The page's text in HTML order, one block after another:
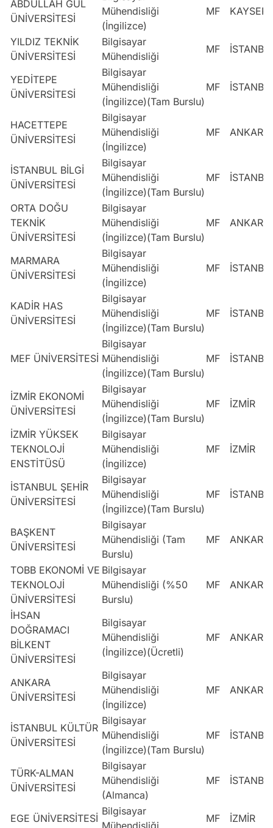
ABDULLAH GÜL
ÜNİVERSİTESİ
Mühendisliği
(İngilizce)
MF KAYSERİ
YILDIZ TEKNİK
ÜNİVERSİTESİ
Bilgisayar
Mühendisliği
MF
YEDİTEPE
ÜNİVERSİTESİ
Bilgisayar
Mühendisliği
(İngilizce)(Tam Burslu)
MF
HACETTEPE
ÜNİVERSİTESİ
Bilgisayar
Mühendisliği
(İngilizce)
MF ANKARA
İSTANBUL BİLGİ
ÜNİVERSİTESİ
Bilgisayar
Mühendisliği
(İngilizce)(Tam Burslu)
MF
ORTA DOĞU
TEKNİK
ÜNİVERSİTESİ
Bilgisayar
Mühendisliği
(İngilizce)(Tam Burslu)
MF ANKARA
MARMARA
ÜNİVERSİTESİ
Bilgisayar
Mühendisliği
(İngilizce)
MF
KADİR HAS
ÜNİVERSİTESİ
Bilgisayar
Mühendisliği
(İngilizce)(Tam Burslu)
MF
MEF ÜNİVERSİTESİ
Bilgisayar
Mühendisliği
(İngilizce)(Tam Burslu)
MF
İZMİR EKONOMİ
ÜNİVERSİTESİ
Bilgisayar
Mühendisliği
(İngilizce)(Tam Burslu)
MF İZMİR
İZMİR YÜKSEK
TEKNOLOJİ
ENSTİTÜSÜ
Bilgisayar
Mühendisliği
(İngilizce)
MF İZMİR
İSTANBUL ŞEHİR
ÜNİVERSİTESİ
Bilgisayar
Mühendisliği
(İngilizce)(Tam Burslu)
MF
BAŞKENT
ÜNİVERSİTESİ
Bilgisayar
Mühendisliği (Tam
Burslu)
MF ANKARA
TOBB EKONOMİ VE
TEKNOLOJİ
ÜNİVERSİTESİ
Bilgisayar
Mühendisliği (%50
Burslu)
MF ANKARA
İHSAN
DOĞRAMACI
BİLKENT
ÜNİVERSİTESİ
Bilgisayar
Mühendisliği
(İngilizce)(Ücretli)
MF ANKARA
ANKARA
ÜNİVERSİTESİ
Bilgisayar
Mühendisliği
(İngilizce)
MF ANKARA
İSTANBUL KÜLTÜR
ÜNİVERSİTESİ
Bilgisayar
Mühendisliği
(İngilizce)(Tam Burslu)
MF
TÜRK-ALMAN
ÜNİVERSİTESİ
Bilgisayar
Mühendisliği
(Almanca)
MF
EGE ÜNİVERSİTESİ
Bilgisayar
Mühendisliği
MF İZMİR